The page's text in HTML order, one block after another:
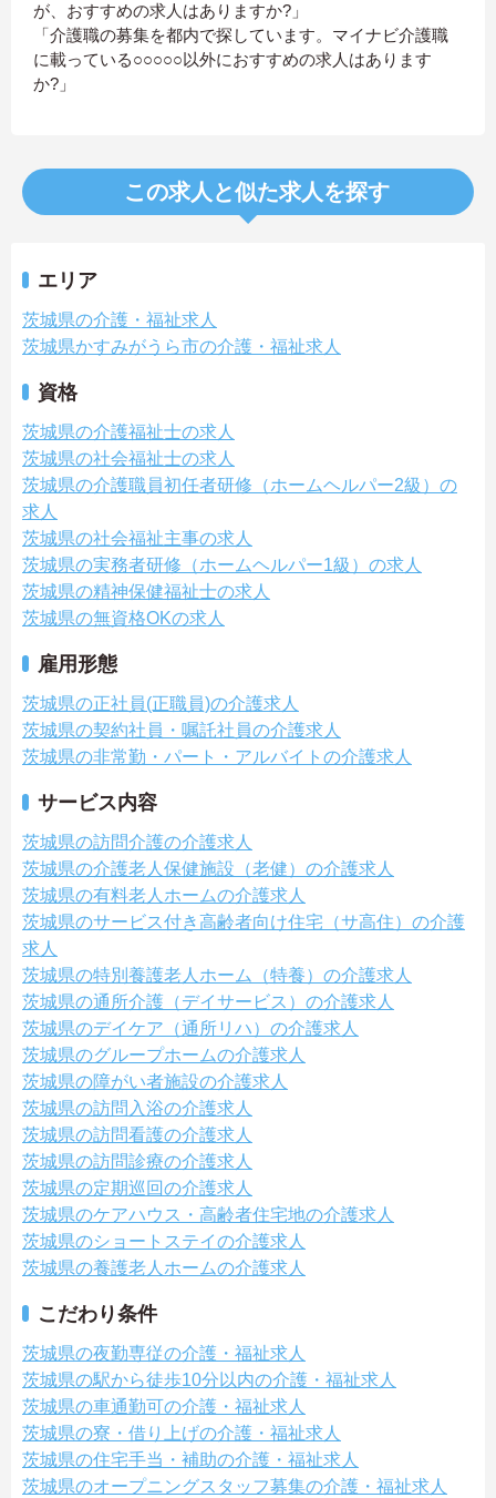
が、おすすめの求人はありますか?」
「介護職の募集を都内で探しています。マイナビ介護職
に載っている○○○○○以外におすすめの求人はあります
か?」
この求人と似た求人を探す
エリア
茨城県の介護・福祉求人
茨城県かすみがうら市の介護・福祉求人
資格
茨城県の介護福祉士の求人
茨城県の社会福祉士の求人
茨城県の介護職員初任者研修（ホームヘルパー2級）の
求人
茨城県の社会福祉主事の求人
茨城県の実務者研修（ホームヘルパー1級）の求人
茨城県の精神保健福祉士の求人
茨城県の無資格OKの求人
雇用形態
茨城県の正社員(正職員)の介護求人
茨城県の契約社員・嘱託社員の介護求人
茨城県の非常勤・パート・アルバイトの介護求人
サービス内容
茨城県の訪問介護の介護求人
茨城県の介護老人保健施設（老健）の介護求人
茨城県の有料老人ホームの介護求人
茨城県のサービス付き高齢者向け住宅（サ高住）の介護
求人
茨城県の特別養護老人ホーム（特養）の介護求人
茨城県の通所介護（デイサービス）の介護求人
茨城県のデイケア（通所リハ）の介護求人
茨城県のグループホームの介護求人
茨城県の障がい者施設の介護求人
茨城県の訪問入浴の介護求人
茨城県の訪問看護の介護求人
茨城県の訪問診療の介護求人
茨城県の定期巡回の介護求人
茨城県のケアハウス・高齢者住宅地の介護求人
茨城県のショートステイの介護求人
茨城県の養護老人ホームの介護求人
こだわり条件
茨城県の夜勤専従の介護・福祉求人
茨城県の駅から徒歩10分以内の介護・福祉求人
茨城県の車通勤可の介護・福祉求人
茨城県の寮・借り上げの介護・福祉求人
茨城県の住宅手当・補助の介護・福祉求人
茨城県のオープニングスタッフ募集の介護・福祉求人